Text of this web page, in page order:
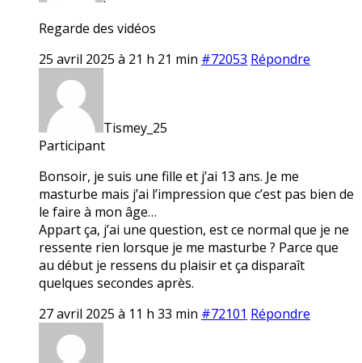
Regarde des vidéos
25 avril 2025 à 21 h 21 min #72053 Répondre
Tismey_25
Participant
Bonsoir, je suis une fille et j’ai 13 ans. Je me
masturbe mais j’ai l’impression que c’est pas bien de
le faire à mon âge…
Appart ça, j’ai une question, est ce normal que je ne
ressente rien lorsque je me masturbe ? Parce que
au début je ressens du plaisir et ça disparaît
quelques secondes après.
27 avril 2025 à 11 h 33 min #72101 Répondre